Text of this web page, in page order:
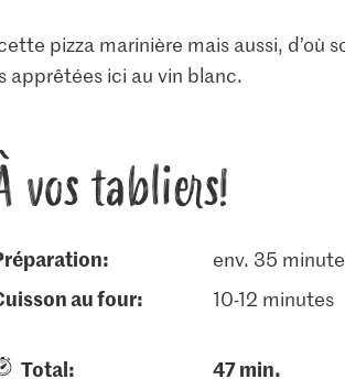
pizza marinière mais aussi, d’où
apprêtées ici au vin blanc.
vos tabliers!
Préparation: env. 35
cuisson au four: 10-12 minutes
Total: 47 min.